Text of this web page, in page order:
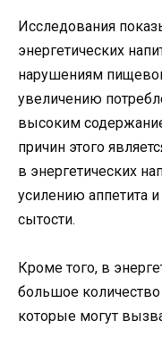
Исследования
энергетических
нарушениям
увеличению
высоким
причин этого
в энергетических
усилению аппетита
сытости.
Кроме того, в
большое количество
которые могут